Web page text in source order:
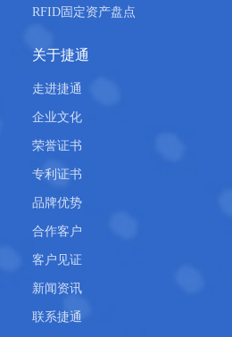
RFID固定资产盘点
关于捷通
走进捷通
企业文化
荣誉证书
专利证书
品牌优势
合作客户
客户见证
新闻资讯
联系捷通